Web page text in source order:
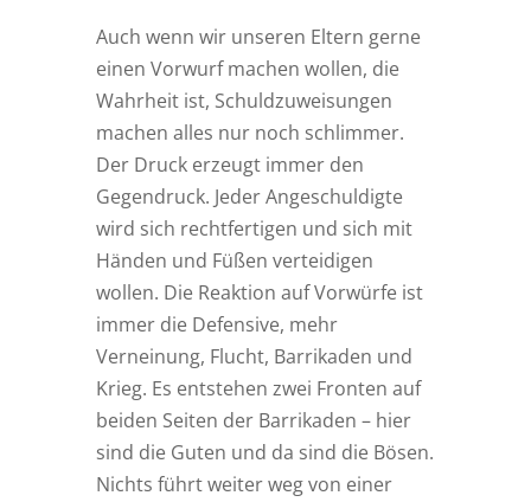
Auch wenn wir unseren Eltern gerne
einen Vorwurf machen wollen, die
Wahrheit ist, Schuldzuweisungen
machen alles nur noch schlimmer.
Der Druck erzeugt immer den
Gegendruck. Jeder Angeschuldigte
wird sich rechtfertigen und sich mit
Händen und Füßen verteidigen
wollen. Die Reaktion auf Vorwürfe ist
immer die Defensive, mehr
Verneinung, Flucht, Barrikaden und
Krieg. Es entstehen zwei Fronten auf
beiden Seiten der Barrikaden – hier
sind die Guten und da sind die Bösen.
Nichts führt weiter weg von einer